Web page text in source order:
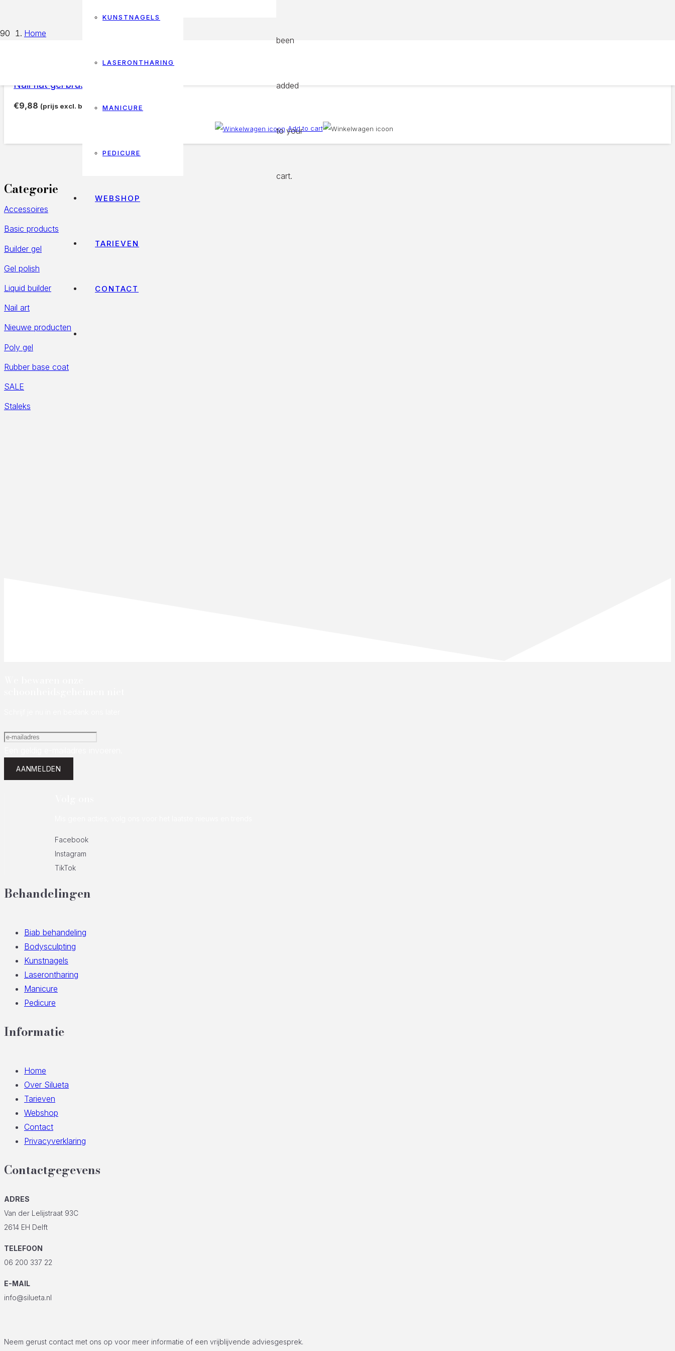
KUNSTNAGELS
LASERONTHARING
MANICURE
PEDICURE
WEBSHOP
TARIEVEN
CONTACT
been
added
to your
cart.
Home
Products tagged “flat gel brush”
flat gel brush
Nail flat gel brush, 10 mm
€9,88 (prijs excl. btw)
Add to cart
Categorie
Accessoires
Basic products
Builder gel
Gel polish
Liquid builder
Nail art
Nieuwe producten
Poly gel
Rubber base coat
SALE
Staleks
AANMELDEN
Facebook
Instagram
TikTok
Behandelingen
Biab behandeling
Bodysculpting
Kunstnagels
Laserontharing
Manicure
Pedicure
Informatie
Home
Over Silueta
Tarieven
Webshop
Contact
Privacyverklaring
Contactgegevens
ADRES
Van der Lelijstraat 93C
2614 EH Delft
TELEFOON
06 200 337 22
E-MAIL
info@silueta.nl
Neem gerust contact met ons op voor meer informatie of een vrijblijvende adviesgesprek.